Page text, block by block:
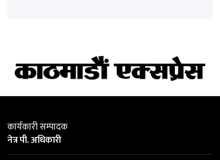
कार्यकारी सम्पादक
नेत्र पी. अधिकारी